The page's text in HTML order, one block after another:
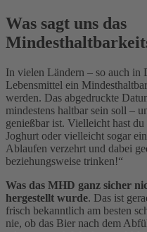
Was sagt uns das
In vielen Ländern – so auch in
Lebensmittel ein
werden. Das abgedruckte
mindestens haltbar sein soll –
genießbar ist. Vielleicht hast
Joghurt oder vielleicht sogar
Ablaufen verzehrt und dabei
beziehungsweise trinken!“
Was das MHD ganz sicher
hergestellt wurde. Das ist
frisch bekanntlich am besten
nie, ob das Bier nach dem